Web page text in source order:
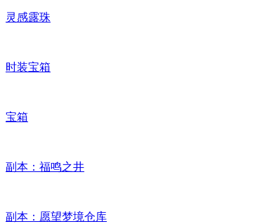
灵感露珠
时装宝箱
宝箱
副本：福鸣之井
副本：愿望梦境仓库